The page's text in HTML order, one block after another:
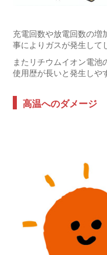
充電回数や放電回数の増
事によりガスが発生して
またリチウムイオン電池
使用歴が長いと発生しや
高温へのダメージ